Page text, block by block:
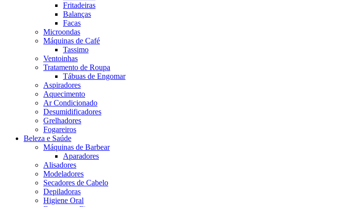
Fritadeiras
Balanças
Facas
Microondas
Máquinas de Café
Tassimo
Ventoinhas
Tratamento de Roupa
Tábuas de Engomar
Aspiradores
Aquecimento
Ar Condicionado
Desumidificadores
Grelhadores
Fogareiros
Beleza e Saúde
Máquinas de Barbear
Aparadores
Alisadores
Modeladores
Secadores de Cabelo
Depiladoras
Higiene Oral